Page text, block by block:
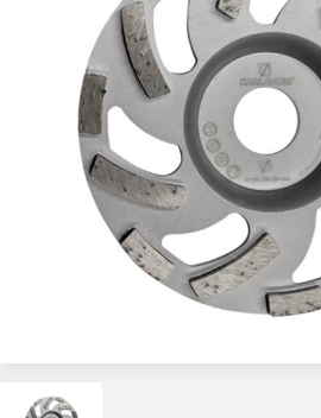
Kontaktai
Atsijungti
SIŲSTI